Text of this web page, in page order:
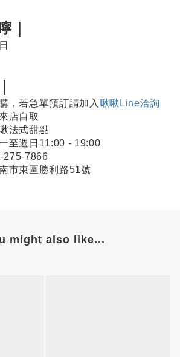
｜
，若急單預訂請加入 啾啾Line洽詢
店自取
法式甜點
至週日11:00 - 19:00
7866
市東區勝利路51號
might also like...